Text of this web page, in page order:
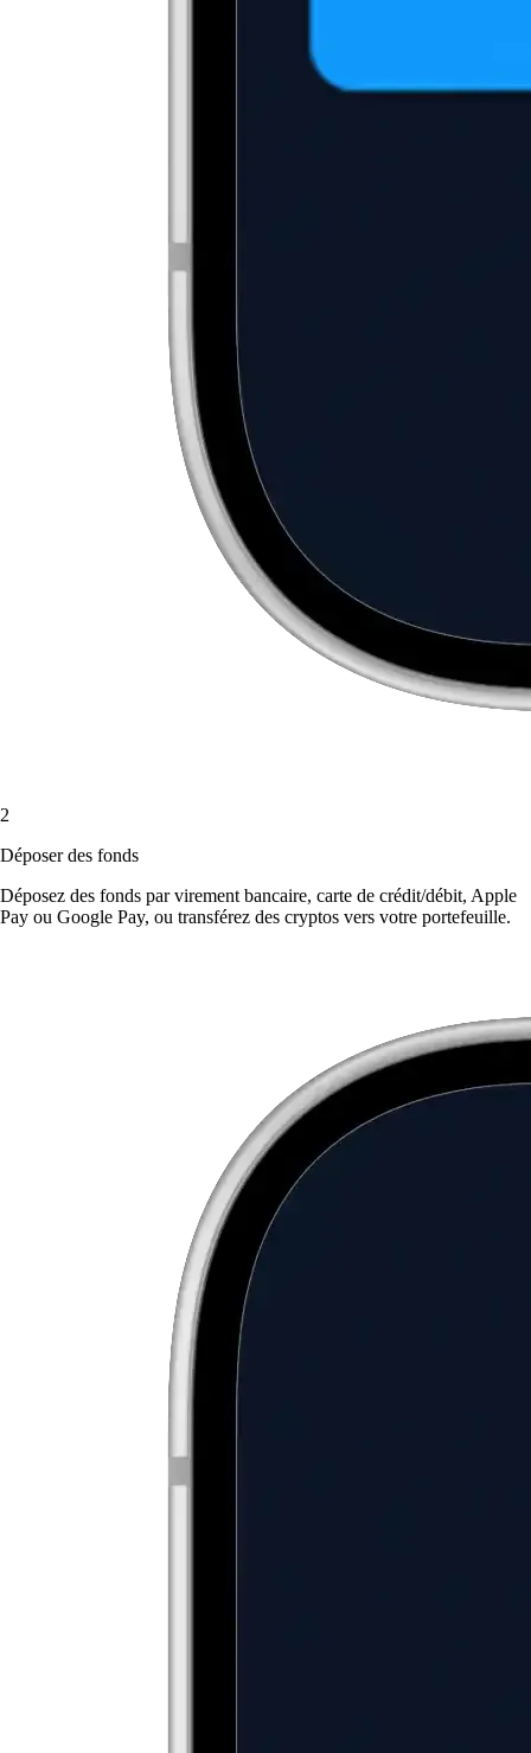
2
Déposer des fonds
Déposez des fonds par virement bancaire, carte de crédit/débit, Apple
Pay ou Google Pay, ou transférez des cryptos vers votre portefeuille.